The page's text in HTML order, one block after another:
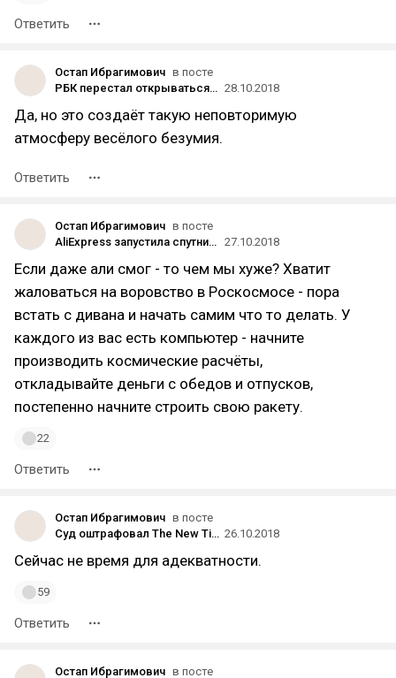
Ответить
Остап Ибрагимович в посте
РБК перестал открываться с включенным AdBlock 28.10.2018
Да, но это создаёт такую неповторимую
атмосферу весёлого безумия.
Ответить
Остап Ибрагимович в посте
AliExpress запустила спутник и космическую мини-станцию 27.10.2018
Если даже али смог - то чем мы хуже? Хватит
жаловаться на воровство в Роскосмосе - пора
встать с дивана и начать самим что то делать. У
каждого из вас есть компьютер - начните
производить космические расчёты,
откладывайте деньги с обедов и отпусков,
постепенно начните строить свою ракету.
22
Ответить
Остап Ибрагимович в посте
Суд оштрафовал The New Times на 22 млн рублей — издание не предоставило сведения о финансировании в Роскомнадзор 26.10.2018
Сейчас не время для адекватности.
59
Ответить
Остап Ибрагимович в посте